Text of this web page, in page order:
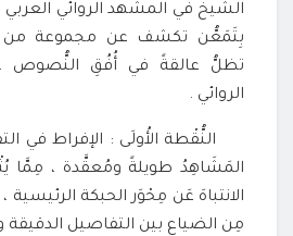
الشيخ في المشهد الروائي العربي ،
بِتَمَعُّن تكشف عن مجموعة من
تظلُّ عالقةً في أُفُقِ النُّصوص
الروائي .
النُّقْطة الأُولَى : الإفراط في
المَشَاهِدُ طويلةً ومُعقَّدة ، مِمَّا
الانتباهَ عَن مِحْوَر الحبكة الرئيسية
مِن الضياع بين التفاصيل الدقيقة